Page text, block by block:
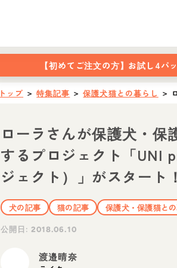
【初めてご注文の方】 お試し4パ
トップ ＞ 特集記事 ＞ 保護犬猫との暮らし ＞
ローラさんが保護犬・保
するプロジェクト「UNI
ジェクト）」がスタート！
犬の記事 猫の記事
保護犬・保護猫と
公開日:2018.06.10
渡邉晴奈